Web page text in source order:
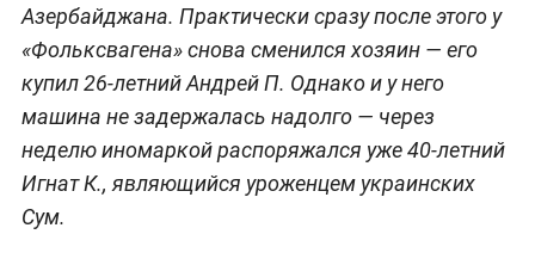
Азербайджана. Практически сразу после этого у
«Фольксвагена» снова сменился хозяин — его
купил 26-летний Андрей П. Однако и у него
машина не задержалась надолго — через
неделю иномаркой распоряжался уже 40-летний
Игнат К., являющийся уроженцем украинских
Сум.